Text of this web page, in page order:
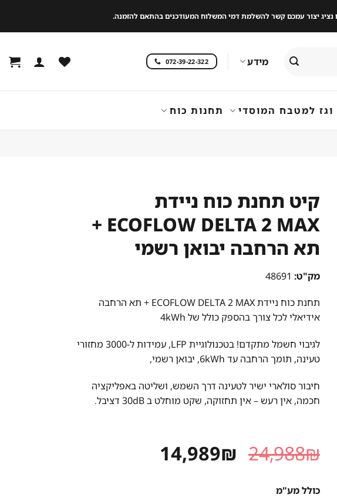
נציג יצור עמכם קשר להשלמת דמי המשלוח המעודכנים בהתאם להזמנה.
מידע 072-39-22-322
למטבח המוסדי תחנות כוח
קיט תחנת כוח ניידת
ECOFLOW DELTA 2 MAX +
תא הרחבה יבואן רשמי
מק"ט:
תחנת כוח ניידת ECOFLOW DELTA 2 MAX + תא הרחבה
אידיאלי לכל צורך בהספק כולל של 4kWh
לגיבוי חשמל מתקדם! בטכנולוגיית LFP, עמידות ל-3000 מחזורי
טעינה, תומך הרחבה עד 6kWh, יבואן רשמי,
חיבור סולארי ישיר לטעינה דרך השמש, ושליטה באפליקציה
חכמה, אין רעש – אין תחזוקה, שקט מוחלט ב 30dB דציבל.
24,988₪ המחיר
המקורי
14,989₪
כולל מע"מ